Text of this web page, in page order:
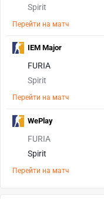
Spirit
Перейти на матч
FURIA
Spirit
Перейти на матч
IEM Major
FURIA
Spirit
Перейти на матч
WePlay